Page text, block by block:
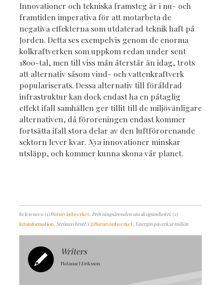
Innovationer och tekniska framsteg är i nu- och
framtiden imperativa för att motarbeta de
negativa effekterna som utdaterad teknik haft på
Jorden. Detta ses exempelvis genom de enorma
kolkraftverken som uppkom redan under sent
1800-tal, men till viss mån återstår än idag, trots
att alternativ såsom vind- och vattenkraftverk
populariserats. Dessa alternativ till föråldrad
infrastruktur kan dock endast ha en påtaglig
effekt ifall samhällen ger tillit till de miljövänligare
alternativen, då föroreningen endast kommer
fortsätta ifall stora delar av den luftförorenande
sektorn lever kvar. Nyainnovationer minskar
utsläpp, och kommer kunna skona vår planet.
References: (1)Naturvårdsverket, Prövningsärenden om skogsindustri, (2)
Krisinformation, Strömavbrott, (3)Naturvårdsverket, Energin påverkar miljön
Writers
Natanael Eriksson